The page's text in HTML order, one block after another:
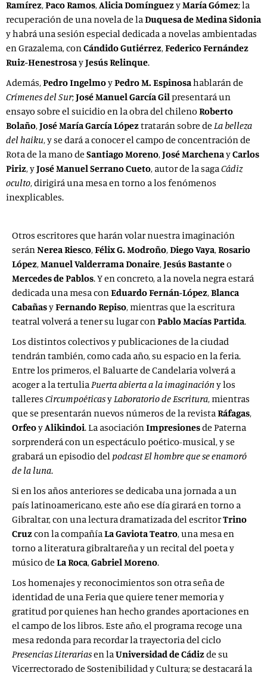
Ramírez,Paco Ramos,Alicia DomínguezyMaría Gómez; la
recuperación de una novela de laDuquesa de Medina Sidonia
y habrá una sesión especial dedicada a novelas ambientadas
en Grazalema, conCándido Gutiérrez,Federico Fernández
Ruiz-HenestrosayJesús Relinque.
Además,Pedro IngelmoyPedro M. Espinosahablarán de
Crímenes del Sur;José Manuel García Gilpresentará un
ensayo sobre el suicidio en la obra del chileno Roberto
Bolaño,José María García Lópeztratarán sobre de La belleza
del haiku, y se dará a conocer el campo de concentración de
Rota de la mano de Santiago Moreno,José MarchenayCarlos
Piriz, yJosé Manuel Serrano Cueto, autor de la sagaCádiz
oculto, dirigirá una mesa en torno a los fenómenos
inexplicables.
Otros escritores que harán volar nuestra imaginación
seránNerea Riesco,Félix G. Modroño,Diego Vaya,Rosario
López,Manuel Valderrama Donaire,Jesús Bastanteo
Mercedes de Pablos. Y en concreto, a la novela negra estará
dedicada una mesa conEduardo Fernán-López,Blanca
CabañasyFernando Repiso, mientras que la escritura
teatral volverá a tener su lugar conPablo Macías Partida.
Los distintos colectivos y publicaciones de la ciudad
tendrán también, como cada año, su espacio en la feria.
Entre los primeros, el Baluarte de Candelaria volverá a
acoger a la tertuliaPuerta abierta a la imaginación y los
talleres CircumpoéticasyLaboratorio de Escritura, mientras
que se presentarán nuevos números de la revistaRáfagas,
OrfeoyAlikindoi. La asociaciónImpresionesde Paterna
sorprenderá con un espectáculo poético-musical, y se
grabará un episodio del podcastEl hombre que se enamoró
de la luna.
Si en los años anteriores se dedicaba una jornada a un
país latinoamericano, este año ese día girará en torno a
Gibraltar, con una lectura dramatizada del escritorTrino
Cruzcon la compañíaLa Gaviota Teatro, una mesa en
torno a literatura gibraltareña y un recital del poeta y
músico de La Roca,Gabriel Moreno.
Los homenajes y reconocimientos son otra seña de
identidad de una Feria que quiere tener memoria y
gratitud por quienes han hecho grandes aportaciones en
el campo de los libros. Este año, el programa recoge una
mesa redonda para recordar la trayectoria del ciclo
Presencias Literariasen laUniversidad de Cádizde su
Vicerrectorado de Sostenibilidad y Cultura; se destacará la